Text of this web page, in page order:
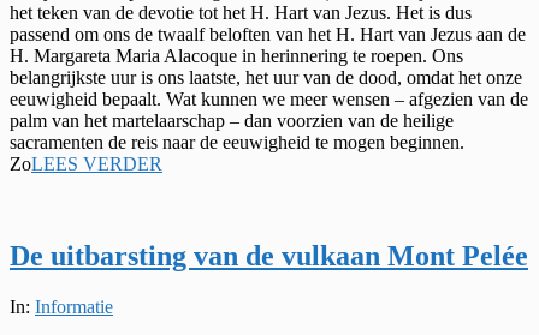
het teken van de devotie tot het H. Hart van Jezus. Het is dus
passend om ons de twaalf beloften van het H. Hart van Jezus aan de
H. Margareta Maria Alacoque in herinnering te roepen. Ons
belangrijkste uur is ons laatste, het uur van de dood, omdat het onze
eeuwigheid bepaalt. Wat kunnen we meer wensen – afgezien van de
palm van het martelaarschap – dan voorzien van de heilige
sacramenten de reis naar de eeuwigheid te mogen beginnen.
ZoLEES VERDER
De uitbarsting van de vulkaan Mont Pelée
2022-
In: Informatie